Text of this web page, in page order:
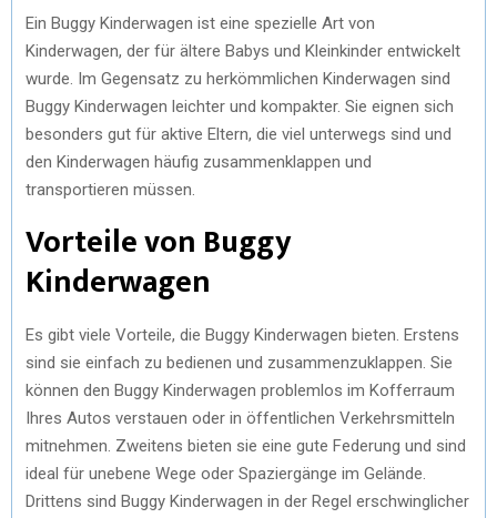
Ein Buggy Kinderwagen ist eine spezielle Art von
Kinderwagen, der für ältere Babys und Kleinkinder entwickelt
wurde. Im Gegensatz zu herkömmlichen Kinderwagen sind
Buggy Kinderwagen leichter und kompakter. Sie eignen sich
besonders gut für aktive Eltern, die viel unterwegs sind und
den Kinderwagen häufig zusammenklappen und
transportieren müssen.
Vorteile von Buggy
Kinderwagen
Es gibt viele Vorteile, die Buggy Kinderwagen bieten. Erstens
sind sie einfach zu bedienen und zusammenzuklappen. Sie
können den Buggy Kinderwagen problemlos im Kofferraum
Ihres Autos verstauen oder in öffentlichen Verkehrsmitteln
mitnehmen. Zweitens bieten sie eine gute Federung und sind
ideal für unebene Wege oder Spaziergänge im Gelände.
Drittens sind Buggy Kinderwagen in der Regel erschwinglicher